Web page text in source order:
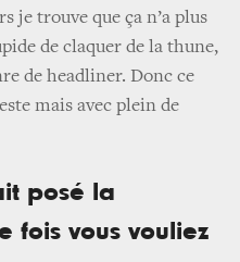
je trouve que ça n’a plus
de claquer de la thune,
de headliner. Donc ce
mais avec plein de
posé la
fois vous vouliez